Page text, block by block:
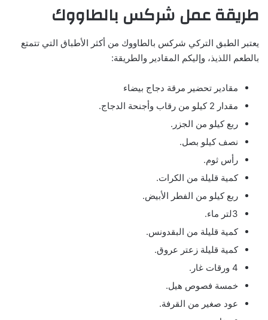
طريقة عمل شركس بالطاووك
يعتبر الطبق التركي شركس بالطاووك من أكثر الأطباق التي تتمتع
بالطعم اللذيذ، وإليكم المقادير والطريقة:
مقادير تحضير مرقة دجاج بيضاء
مقدار 2 كيلو من رقاب وأجنحة الدجاج.
ربع كيلو من الجزر.
نصف كيلو بصل.
رأس ثوم.
كمية قليلة من الكرات.
ربع كيلو من الفطر الأبيض.
3لتر ماء.
كمية قليلة من البقدونس.
كمية قليلة زعتر عروق.
4 ورقات غار.
خمسة فصوص هيل.
عود صغير من القرفة.